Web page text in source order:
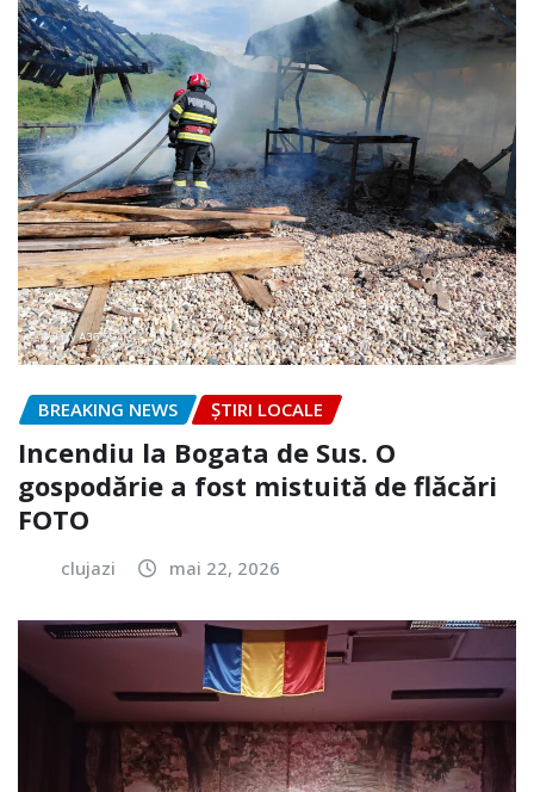
BREAKING NEWS ȘTIRI LOCALE
Incendiu la Bogata de Sus. O
gospodărie a fost mistuită de flăcări
FOTO
clujazi mai 22, 2026